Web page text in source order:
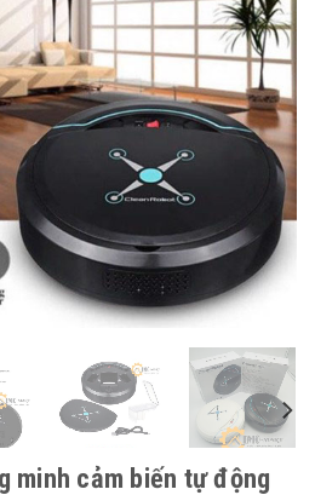
minh cảm biến tự động